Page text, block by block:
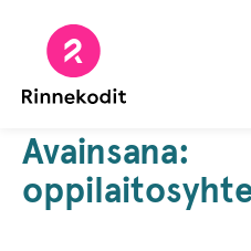
sisältöön
Avainsana: